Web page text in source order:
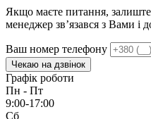
Якщо маєте питання,
менеджер звʼязався з Вами і
Ваш номер телефону
Чекаю на дзвінок
Графік роботи
Пн - Пт
9:00-17:00
Сб